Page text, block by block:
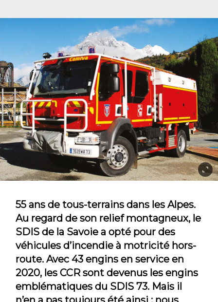
55 ans de tous-terrains dans les Alpes.
Au regard de son relief montagneux, le
SDIS de la Savoie a opté pour des
véhicules d’incendie à motricité hors-
route. Avec 43 engins en service en
2020, les CCR sont devenus les engins
emblématiques du SDIS 73. Mais il